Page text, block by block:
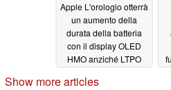
Apple L'orologio otterrà
un aumento della
durata della batteria
con il display OLED
HMO anziché LTPO
Show more articles